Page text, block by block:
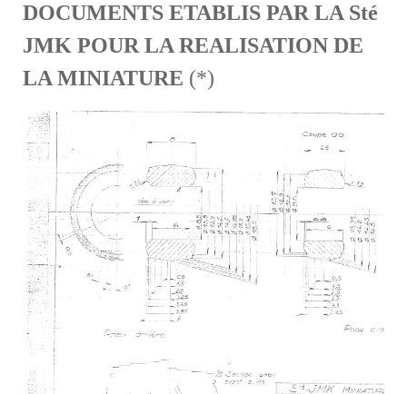
DOCUMENTS ETABLIS PAR LA Sté
JMK POUR LA REALISATION DE
LA MINIATURE (*)